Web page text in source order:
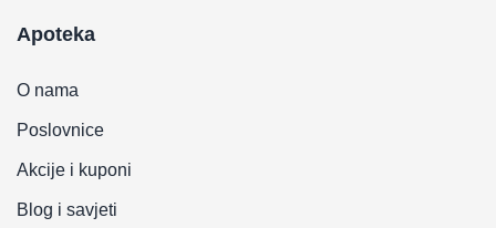
Apoteka
O nama
Poslovnice
Akcije i kuponi
Blog i savjeti